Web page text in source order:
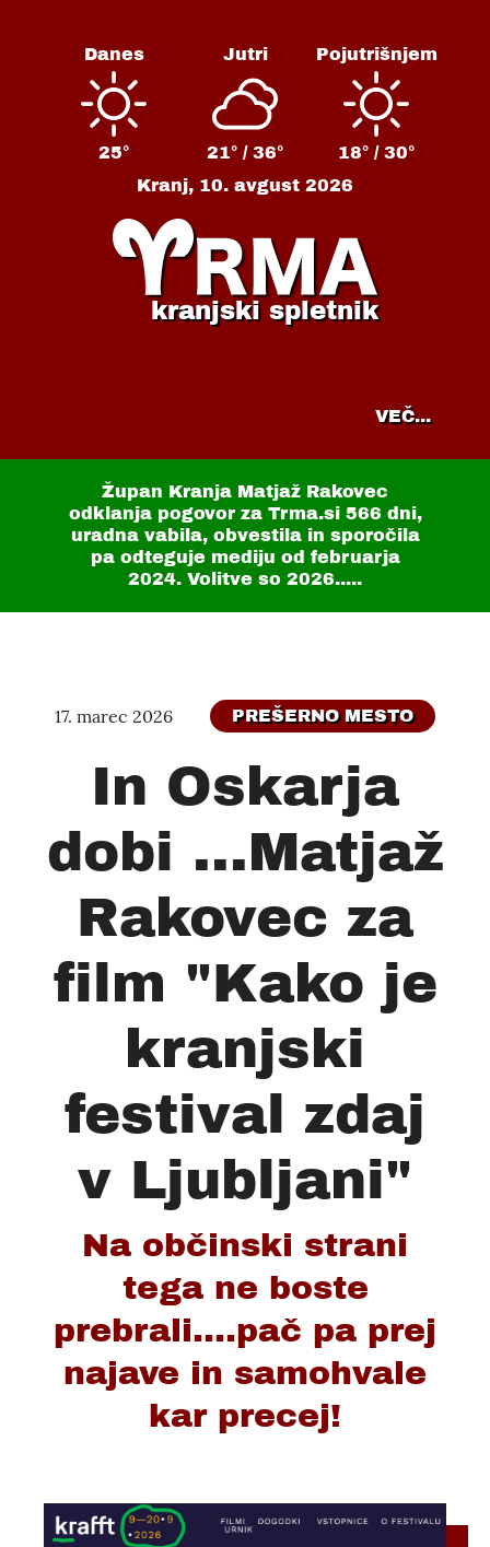
Danes
25°
Jutri
21° / 36°
Pojutrišnjem
18° / 30°
Kranj, 10. avgust 2026
kranjski spletnik
VEČ...
Župan Kranja Matjaž Rakovec
odklanja pogovor za Trma.si 566 dni,
uradna vabila, obvestila in sporočila
pa odteguje mediju od februarja
2024. Volitve so 2026.....
17. marec 2026 PREŠERNO MESTO
In Oskarja
dobi ...Matjaž
Rakovec za
film "Kako je
kranjski
festival zdaj
v Ljubljani"
Na občinski strani
tega ne boste
prebrali....pač pa prej
najave in samohvale
kar precej!